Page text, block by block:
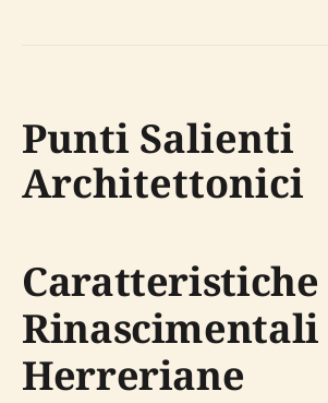
Punti Salienti
Architettonici
Caratteristiche
Rinascimentali
Herreriane